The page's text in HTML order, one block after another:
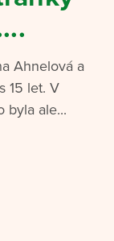
Ahnelová a
15 let. V
byla ale...